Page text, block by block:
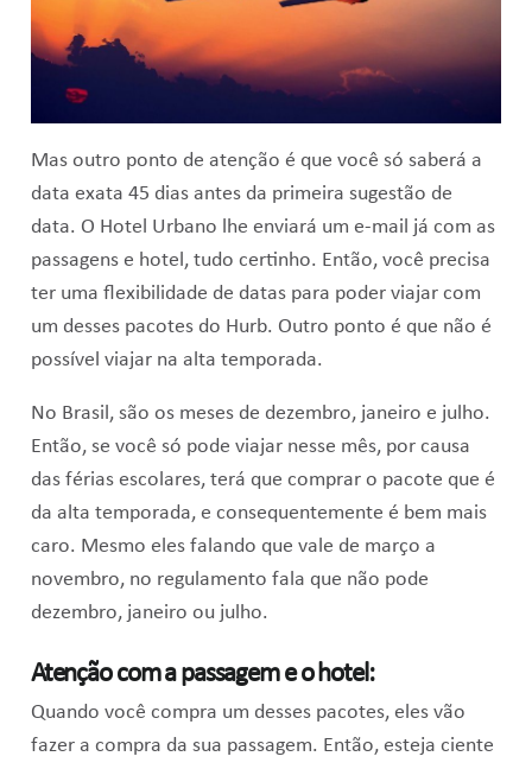
Mas outro ponto de atenção é que você só saberá a
data exata 45 dias antes da primeira sugestão de
data. O Hotel Urbano lhe enviará um e-mail já com as
passagens e hotel, tudo certinho. Então, você precisa
ter uma flexibilidade de datas para poder viajar com
um desses pacotes do Hurb. Outro ponto é que não é
possível viajar na alta temporada.
No Brasil, são os meses de dezembro, janeiro e julho.
Então, se você só pode viajar nesse mês, por causa
das férias escolares, terá que comprar o pacote que é
da alta temporada, e consequentemente é bem mais
caro. Mesmo eles falando que vale de março a
novembro, no regulamento fala que não pode
dezembro, janeiro ou julho.
Atenção com a passagem e o hotel:
Quando você compra um desses pacotes, eles vão
fazer a compra da sua passagem. Então, esteja ciente